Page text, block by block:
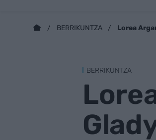
BERRIKUNTZA Lorea
BERRIKUNTZA